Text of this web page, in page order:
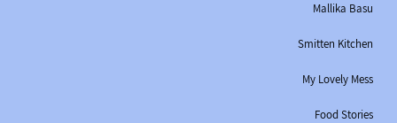
Mallika Basu
Smitten Kitchen
My Lovely Mess
Food Stories